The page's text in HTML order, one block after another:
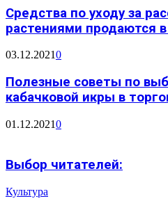
Средства по уходу за
растениями продаются
03.12.20210
Полезные советы по
кабачковой икры в
01.12.20210
Выбор читателей:
Культура